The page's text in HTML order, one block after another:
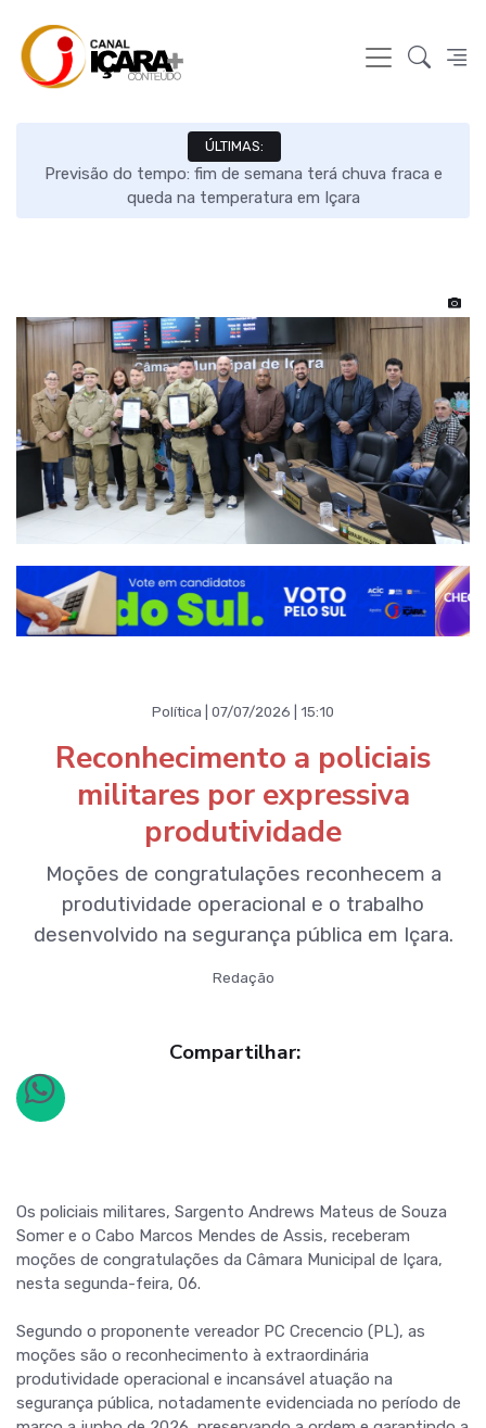
ÚLTIMAS:
Previsão do tempo: fim de semana terá chuva fraca e
queda na temperatura em Içara
Política | 07/07/2026 | 15:10
Reconhecimento a policiais
militares por expressiva
produtividade
Moções de congratulações reconhecem a
produtividade operacional e o trabalho
desenvolvido na segurança pública em Içara.
Redação
Compartilhar:
Os policiais militares, Sargento Andrews Mateus de Souza
Somer e o Cabo Marcos Mendes de Assis, receberam
moções de congratulações da Câmara Municipal de Içara,
nesta segunda-feira, 06.
Segundo o proponente vereador PC Crecencio (PL), as
moções são o reconhecimento à extraordinária
produtividade operacional e incansável atuação na
segurança pública, notadamente evidenciada no período de